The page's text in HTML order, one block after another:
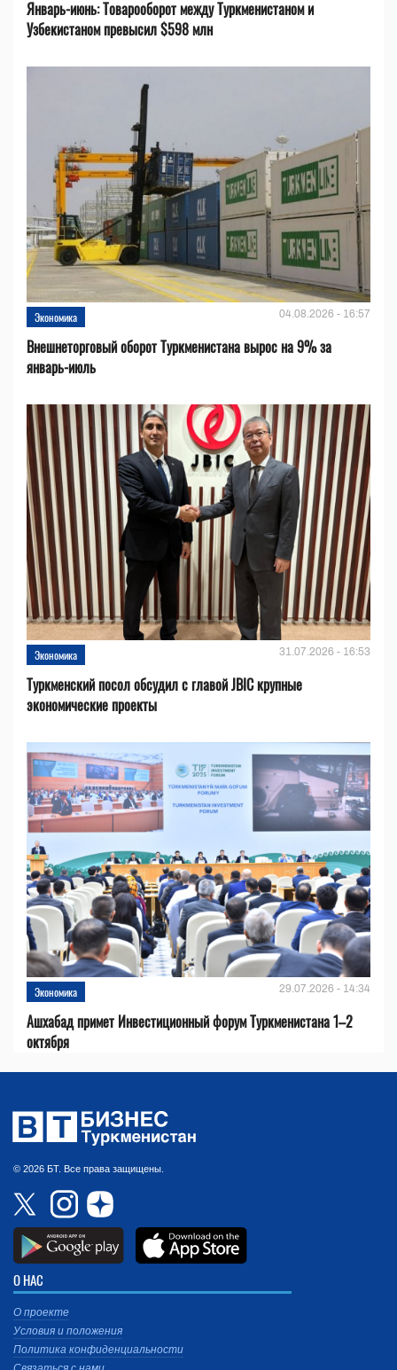
Январь-июнь: Товарооборот между Туркменистаном и
Узбекистаном превысил $598 млн
Экономика 04.08.2026 - 16:57
Внешнеторговый оборот Туркменистана вырос на 9% за
январь-июль
Экономика 31.07.2026 - 16:53
Туркменский посол обсудил с главой JBIC крупные
экономические проекты
Экономика 29.07.2026 - 14:34
Ашхабад примет Инвестиционный форум Туркменистана 1–2
октября
© 2026 БТ. Все права защищены.
О НАС
О проекте
Условия и положения
Политика конфиденциальности